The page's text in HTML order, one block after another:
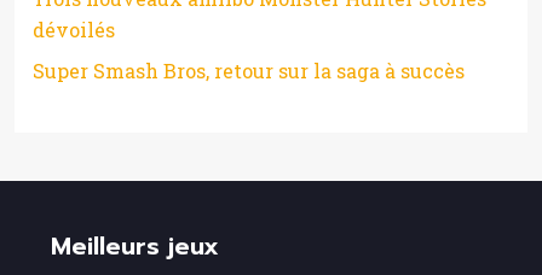
dévoilés
Super Smash Bros, retour sur la saga à succès
Meilleurs jeux